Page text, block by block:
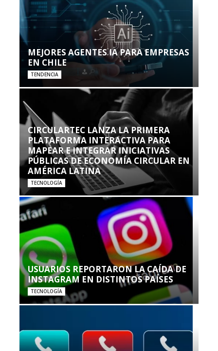
MEJORES AGENTES IA PARA EMPRESAS
EN CHILE
TENDENCIA
CIRCULARTEC LANZA LA PRIMERA
PLATAFORMA INTERACTIVA PARA
MAPEAR E INTEGRAR INICIATIVAS
PÚBLICAS DE ECONOMÍA CIRCULAR EN
AMÉRICA LATINA
TECNOLOGÍA
USUARIOS REPORTARON LA CAÍDA DE
INSTAGRAM EN DISTINTOS PAÍSES
TECNOLOGÍA